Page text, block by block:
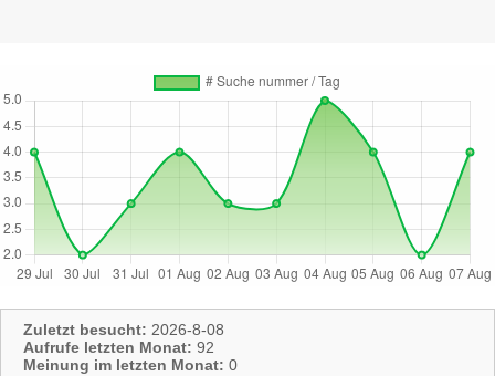
Zuletzt besucht: 2026-8-08
Aufrufe letzten Monat: 92
Meinung im letzten Monat: 0